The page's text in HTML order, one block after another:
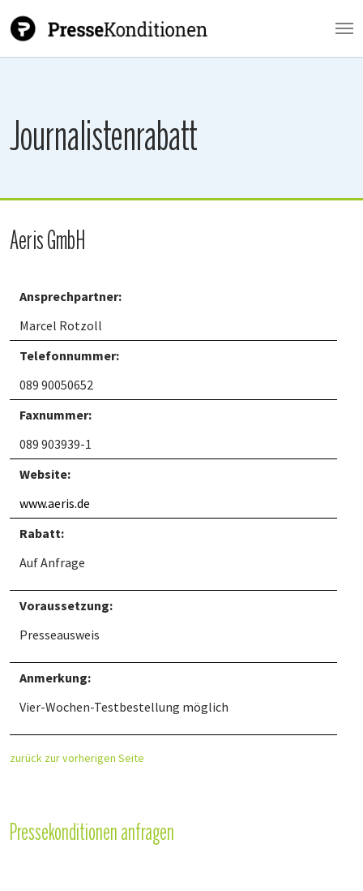
Journalistenrabatt
Aeris GmbH
Ansprechpartner:
Marcel Rotzoll
Telefonnummer:
089 90050652
Faxnummer:
089 903939-1
Website:
www.aeris.de
Rabatt:
Auf Anfrage
Voraussetzung:
Presseausweis
Anmerkung:
Vier-Wochen-Testbestellung möglich
zurück zur vorherigen Seite
Pressekonditionen anfragen